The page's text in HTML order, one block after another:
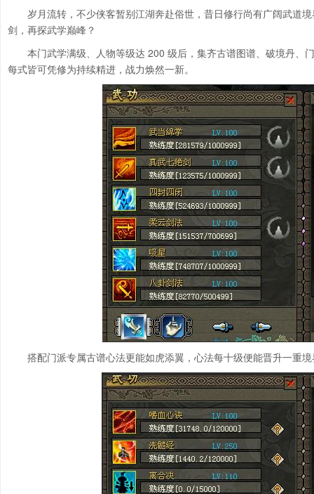
岁月流转，不少侠客暂别江湖奔赴俗世，昔日修行尚有广阔武道
剑，再探武学巅峰？
本门武学满级、人物等级达 200 级后，集齐古谱图谱、破境丹、
每式皆可凭修为持续精进，战力焕然一新。
搭配门派专属古谱心法更能如虎添翼，心法每十级便能晋升一重